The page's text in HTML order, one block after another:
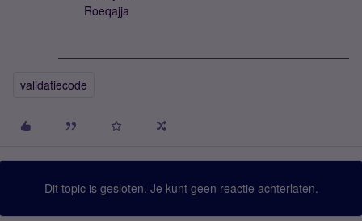
Roeqajja
validatiecode
Dit topic is gesloten. Je kunt geen reactie achterlaten.